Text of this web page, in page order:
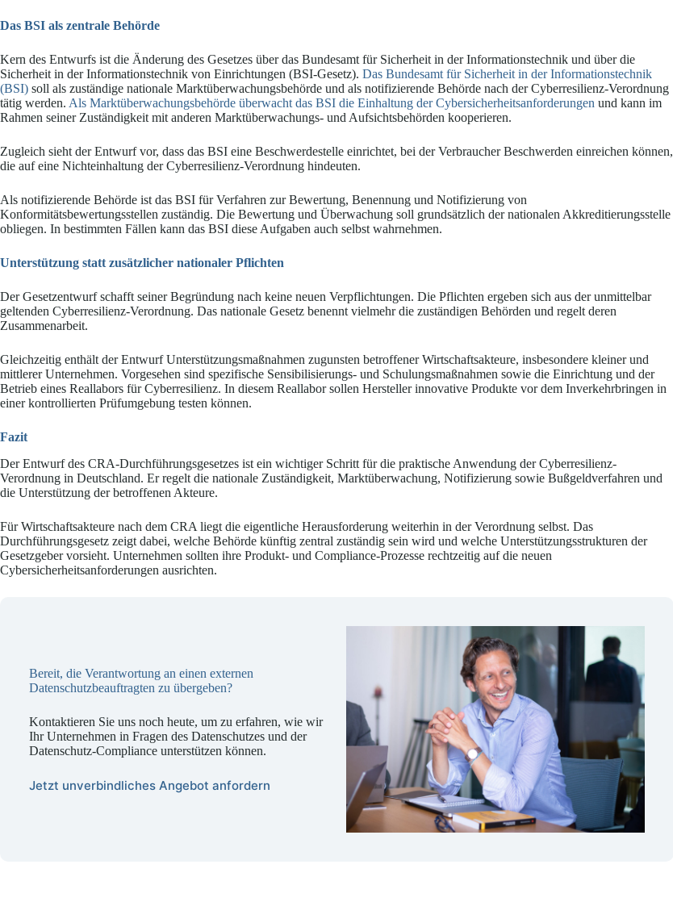
Das BSI als zentrale Behörde
Kern des Entwurfs ist die Änderung des Gesetzes über das Bundesamt für Sicherheit in der Informationstechnik und über die
Sicherheit in der Informationstechnik von Einrichtungen (BSI-Gesetz). Das Bundesamt für Sicherheit in der Informationstechnik
(BSI) soll als zuständige nationale Marktüberwachungsbehörde und als notifizierende Behörde nach der Cyberresilienz-Verordnung
tätig werden. Als Marktüberwachungsbehörde überwacht das BSI die Einhaltung der Cybersicherheitsanforderungen und kann im
Rahmen seiner Zuständigkeit mit anderen Marktüberwachungs- und Aufsichtsbehörden kooperieren.
Zugleich sieht der Entwurf vor, dass das BSI eine Beschwerdestelle einrichtet, bei der Verbraucher Beschwerden einreichen können,
die auf eine Nichteinhaltung der Cyberresilienz-Verordnung hindeuten.
Als notifizierende Behörde ist das BSI für Verfahren zur Bewertung, Benennung und Notifizierung von
Konformitätsbewertungsstellen zuständig. Die Bewertung und Überwachung soll grundsätzlich der nationalen Akkreditierungsstelle
obliegen. In bestimmten Fällen kann das BSI diese Aufgaben auch selbst wahrnehmen.
Unterstützung statt zusätzlicher nationaler Pflichten
Der Gesetzentwurf schafft seiner Begründung nach keine neuen Verpflichtungen. Die Pflichten ergeben sich aus der unmittelbar
geltenden Cyberresilienz-Verordnung. Das nationale Gesetz benennt vielmehr die zuständigen Behörden und regelt deren
Zusammenarbeit.
Gleichzeitig enthält der Entwurf Unterstützungsmaßnahmen zugunsten betroffener Wirtschaftsakteure, insbesondere kleiner und
mittlerer Unternehmen. Vorgesehen sind spezifische Sensibilisierungs- und Schulungsmaßnahmen sowie die Einrichtung und der
Betrieb eines Reallabors für Cyberresilienz. In diesem Reallabor sollen Hersteller innovative Produkte vor dem Inverkehrbringen in
einer kontrollierten Prüfumgebung testen können.
Fazit
Der Entwurf des CRA-Durchführungsgesetzes ist ein wichtiger Schritt für die praktische Anwendung der Cyberresilienz-
Verordnung in Deutschland. Er regelt die nationale Zuständigkeit, Marktüberwachung, Notifizierung sowie Bußgeldverfahren und
die Unterstützung der betroffenen Akteure.
Für Wirtschaftsakteure nach dem CRA liegt die eigentliche Herausforderung weiterhin in der Verordnung selbst. Das
Durchführungsgesetz zeigt dabei, welche Behörde künftig zentral zuständig sein wird und welche Unterstützungsstrukturen der
Gesetzgeber vorsieht. Unternehmen sollten ihre Produkt- und Compliance-Prozesse rechtzeitig auf die neuen
Cybersicherheitsanforderungen ausrichten.
Bereit, die Verantwortung an einen externen
Datenschutzbeauftragten zu übergeben?
Kontaktieren Sie uns noch heute, um zu erfahren, wie wir
Ihr Unternehmen in Fragen des Datenschutzes und der
Datenschutz-Compliance unterstützen können.
Jetzt unverbindliches Angebot anfordern